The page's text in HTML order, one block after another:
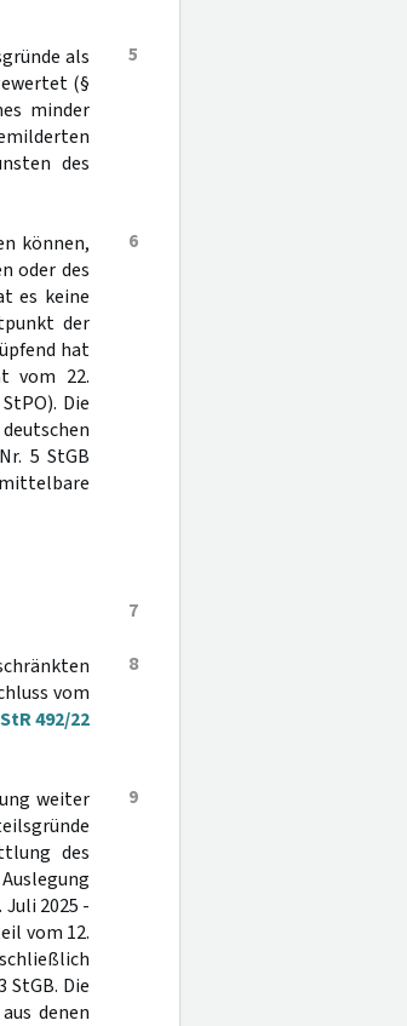
5
als
(§
minder
des
6
können,
oder des
es keine
der
hat
vom 22.
Die
5 StGB
7
8
vom
492/22
9
weiter
des
2025 -
vom 12.
StGB. Die
denen